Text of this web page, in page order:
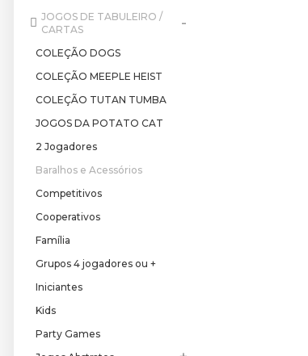
JOGOS DE TABULEIRO /
CARTAS
-
COLEÇÃO DOGS
COLEÇÃO MEEPLE HEIST
COLEÇÃO TUTAN TUMBA
JOGOS DA POTATO CAT
2 Jogadores
Baralhos e Acessórios
Competitivos
Cooperativos
Família
Grupos 4 jogadores ou +
Iniciantes
Kids
Party Games